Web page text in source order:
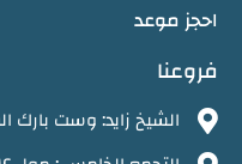
احجز موعد
فروعنا
الشيخ زايد: وست بارك